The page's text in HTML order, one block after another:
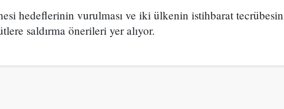
hedeflerinin vurulması ve iki ülkenin istihbarat
saldırma önerileri yer alıyor.